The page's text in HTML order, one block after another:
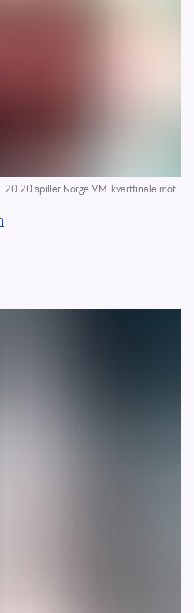
20.20 spiller Norge VM-kvartfinale mot